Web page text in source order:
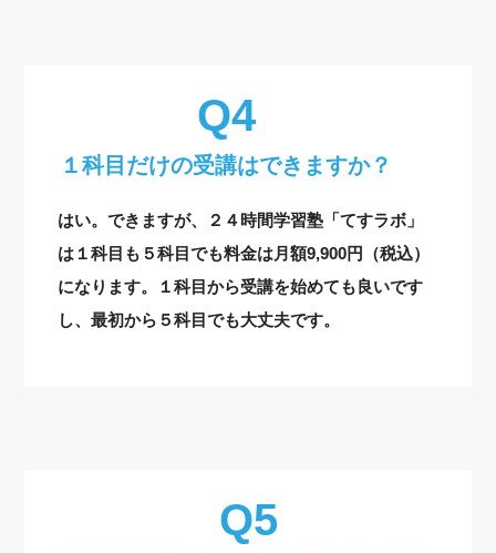
１科目だけの受講はできますか？
はい。できますが、２４時間学習塾「てすラボ」
は１科目も５科目でも料金は月額9,900円（税込）
になります。１科目から受講を始めても良いです
し、最初から５科目でも大丈夫です。